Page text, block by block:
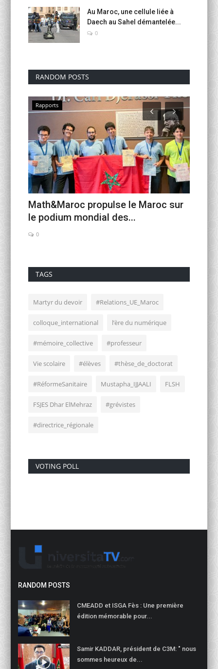
Au Maroc, une cellule liée à
Daech au Sahel démantelée...
0
RANDOM POSTS
Rapports
Math&Maroc propulse le Maroc sur
le podium mondial des...
0
TAGS
Martyr du devoir #Relations_UE_Maroc
colloque_international l’ère du numérique
#mémoire_collective #professeur
Vie scolaire #élèves #thèse_de_doctorat
#RéformeSanitaire Mustapha_IJJAALI FLSH
FSJES Dhar ElMehraz #grévistes
#directrice_régionale
VOTING POLL
RANDOM POSTS
CMEADD et ISGA Fès : Une première
édition mémorable pour...
Samir KADDAR, président de C3M: " nous
sommes heureux de...